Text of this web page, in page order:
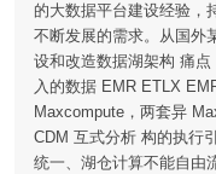
的大数据平台建设经验，
不断发展的需求。从国外
设和改造数据湖架构 痛点
入的数据 EMR ETLX
Maxcompute，两套异
CDM 互式分析 构的执行
统一、湖仓计算不能自由